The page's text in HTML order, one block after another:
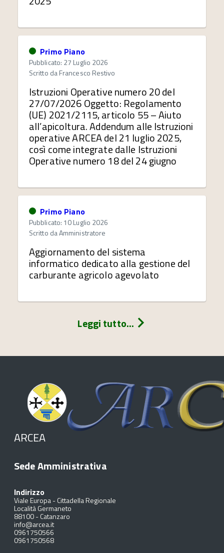
Primo Piano
Pubblicato: 27 Luglio 2026
Scritto daFrancesco Restivo
Istruzioni Operative numero 20 del
27/07/2026 Oggetto: Regolamento
(UE) 2021/2115, articolo 55 – Aiuto
all’apicoltura. Addendum alle Istruzioni
operative ARCEA del 21 luglio 2025,
così come integrate dalle Istruzioni
Operative numero 18 del 24 giugno
Primo Piano
Pubblicato: 10 Luglio 2026
Scritto daAmministratore
Aggiornamento del sistema
informatico dedicato alla gestione del
carburante agricolo agevolato
Leggi tutto...
ARCEA
Sede Amministrativa
Indirizzo
Viale Europa - Cittadella Regionale
Località Germaneto
88100-Catanzaro
info@arcea.it
0961750566
0961750568